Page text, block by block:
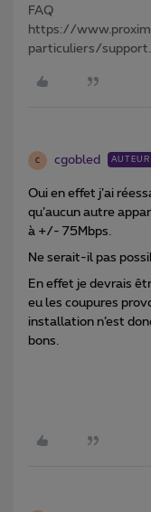
FAQ
https://
particuliers/
C cgobled AUTEUR
Oui en effet j’ai
qu’aucun autre
à +/- 75Mbps.
Ne serait-il pas
En effet je devrais
eu les coupures
installation n’est
bons.